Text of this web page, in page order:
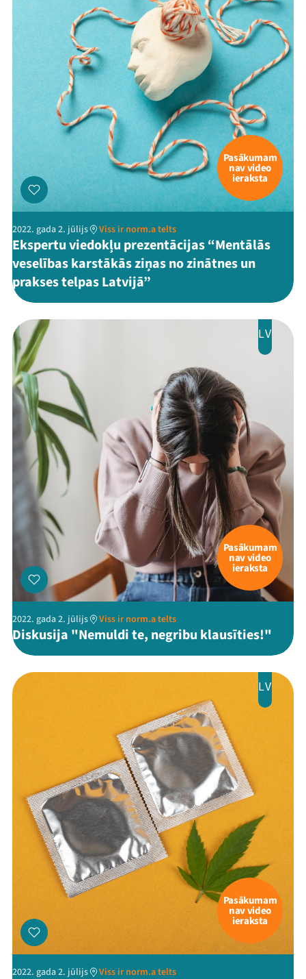
Festivāls
Programma
Arhīvs
Viņi bija LAMPĀ 2026
Jaunumi
Ziedo
Veikals
Kontakti
ThreadsFacebookYoutube
X Instagram
Flick
Pasākumam
nav video
ieraksta
2022. gada 2. jūlijs Viss ir norm.a telts
Ekspertu viedokļu prezentācijas “Mentālās
veselības karstākās ziņas no zinātnes un
prakses telpas Latvijā”
LV
Pasākumam
nav video
ieraksta
2022. gada 2. jūlijs Viss ir norm.a telts
Diskusija "Nemuldi te, negribu klausīties!"
LV
Pasākumam
nav video
ieraksta
2022. gada 2. jūlijs Viss ir norm.a telts